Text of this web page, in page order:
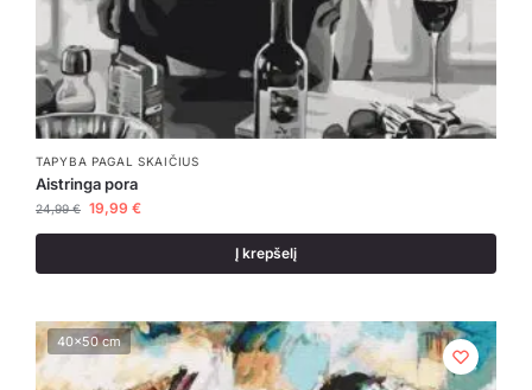
TAPYBA PAGAL SKAIČIUS
Aistringa pora
24,99€ 19,99 €
Į krepšelį
40x50 cm